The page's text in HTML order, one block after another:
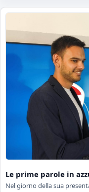
Le prime parole in
Nel giorno della sua